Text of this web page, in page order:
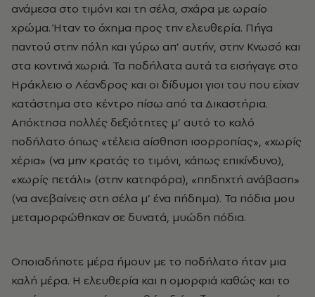
ανάμεσα στο τιμόνι και τη σέλα, σχάρα με ωραίο
χρώμα. Ήταν το όχημα προς την ελευθερία. Πήγα
παντού στην πόλη και γύρω απ’ αυτήν, στην Κνωσό και
στα κοντινά χωριά. Τα ποδήλατα αυτά τα εισήγαγε στο
Ηράκλειο ο Λέανδρος και οι δίδυμοι γιοι του που είχαν
κατάστημα στο κέντρο πίσω από τα Δικαστήρια.
Απόκτησα πολλές δεξιότητες μ’ αυτό το καλό
ποδήλατο όπως «τέλεια αίσθηση ισορροπίας», «χωρίς
χέρια» (να μην κρατάς το τιμόνι, κάπως επικίνδυνο),
«χωρίς πετάλι» (στην κατηφόρα), «πηδηχτή ανάβαση»
(να ανεβαίνεις στη σέλα μ’ ένα πήδημα). Τα πόδια μου
μεταμορφώθηκαν σε δυνατά, μυώδη πόδια.
Οποιαδήποτε μέρα ήμουν με το ποδήλατο ήταν μια
καλή μέρα. Η ελευθερία και η ομορφιά καθώς και το